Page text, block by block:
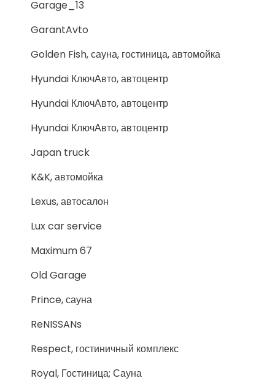
Garage_13
GarantAvto
Golden Fish, сауна, гостиница, автомойка
Hyundai КлючАвто, автоцентр
Hyundai КлючАвто, автоцентр
Hyundai КлючАвто, автоцентр
Japan truck
K&K, автомойка
Lexus, автосалон
Lux car service
Maximum 67
Old Garage
Prince, сауна
ReNISSANs
Respect, гостиничный комплекс
Royal, Гостиница; Сауна